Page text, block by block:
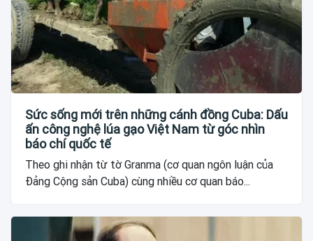
Sức sống mới trên những cánh đồng Cuba: Dấu
ấn công nghệ lúa gạo Việt Nam từ góc nhìn
báo chí quốc tế
Theo ghi nhận từ tờ Granma (cơ quan ngôn luận của
Đảng Cộng sản Cuba) cùng nhiều cơ quan báo...